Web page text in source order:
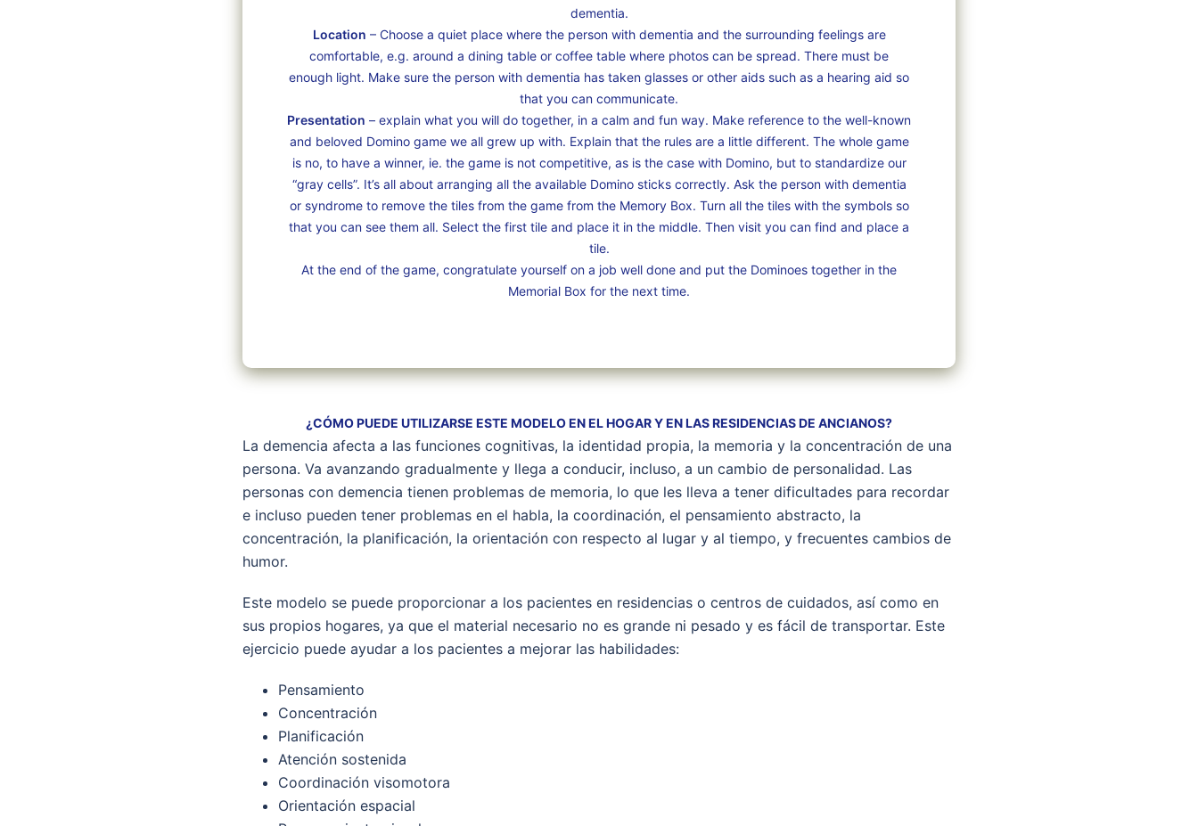
dementia.
Location – Choose a quiet place where the person with dementia and the surrounding feelings are
comfortable, e.g. around a dining table or coffee table where photos can be spread. There must be
enough light. Make sure the person with dementia has taken glasses or other aids such as a hearing aid so
that you can communicate.
Presentation – explain what you will do together, in a calm and fun way. Make reference to the well-known
and beloved Domino game we all grew up with. Explain that the rules are a little different. The whole game
is no, to have a winner, ie. the game is not competitive, as is the case with Domino, but to standardize our
“gray cells”. It’s all about arranging all the available Domino sticks correctly. Ask the person with dementia
or syndrome to remove the tiles from the game from the Memory Box. Turn all the tiles with the symbols so
that you can see them all. Select the first tile and place it in the middle. Then visit you can find and place a
tile.
At the end of the game, congratulate yourself on a job well done and put the Dominoes together in the
Memorial Box for the next time.
¿CÓMO PUEDE UTILIZARSE ESTE MODELO EN EL HOGAR Y EN LAS RESIDENCIAS DE ANCIANOS?
La demencia afecta a las funciones cognitivas, la identidad propia, la memoria y la concentración de una
persona. Va avanzando gradualmente y llega a conducir, incluso, a un cambio de personalidad. Las
personas con demencia tienen problemas de memoria, lo que les lleva a tener dificultades para recordar
e incluso pueden tener problemas en el habla, la coordinación, el pensamiento abstracto, la
concentración, la planificación, la orientación con respecto al lugar y al tiempo, y frecuentes cambios de
humor.
Este modelo se puede proporcionar a los pacientes en residencias o centros de cuidados, así como en
sus propios hogares, ya que el material necesario no es grande ni pesado y es fácil de transportar. Este
ejercicio puede ayudar a los pacientes a mejorar las habilidades:
Pensamiento
Concentración
Planificación
Atención sostenida
Coordinación visomotora
Orientación espacial